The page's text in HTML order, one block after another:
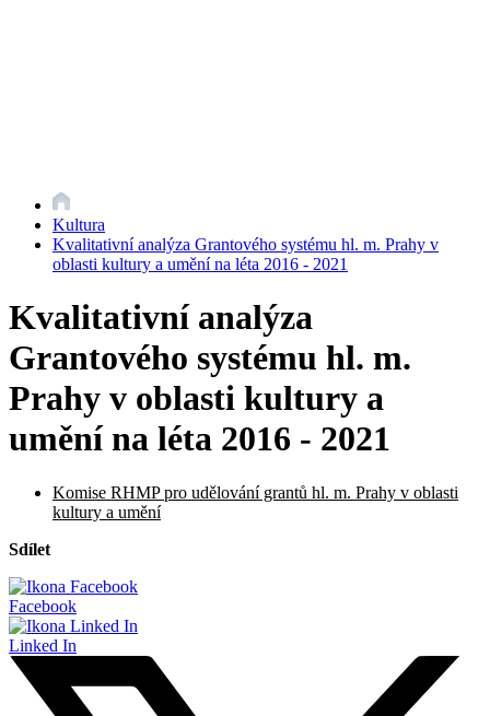
Kultura
Kvalitativní analýza Grantového systému hl. m. Prahy v
oblasti kultury a umění na léta 2016 - 2021
Kvalitativní analýza
Grantového systému hl. m.
Prahy v oblasti kultury a
umění na léta 2016 - 2021
Komise RHMP pro udělování grantů hl. m. Prahy v oblasti
kultury a umění
Sdílet
Facebook
Linked In